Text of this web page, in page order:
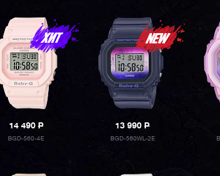
14 490P
BGD-560-4E
13 990P
BGD-560WL-2E